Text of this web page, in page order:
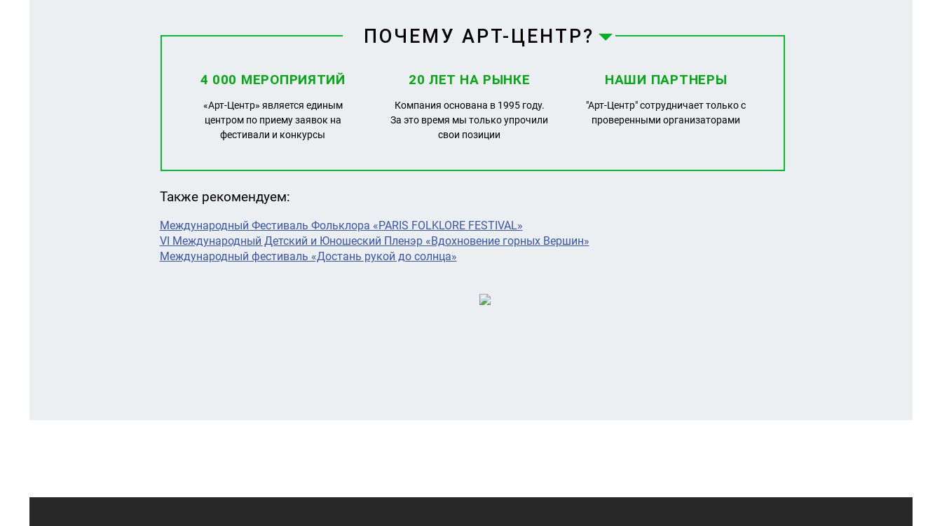
ПОЧЕМУ АРТ-ЦЕНТР?
4 000 МЕРОПРИЯТИЙ
«Арт-Центр» является единым
центром по приему заявок на
фестивали и конкурсы
20 ЛЕТ НА РЫНКЕ
Компания основана в 1995 году.
За это время мы только упрочили
свои позиции
НАШИ ПАРТНЕРЫ
"Арт-Центр" сотрудничает только с
проверенными организаторами
Также рекомендуем:
Международный Фестиваль Фольклора «PARIS FOLKLORE FESTIVAL»
VI Международный Детский и Юношеский Пленэр «Вдохновение горных Вершин»
Международный фестиваль «Достань рукой до солнца»